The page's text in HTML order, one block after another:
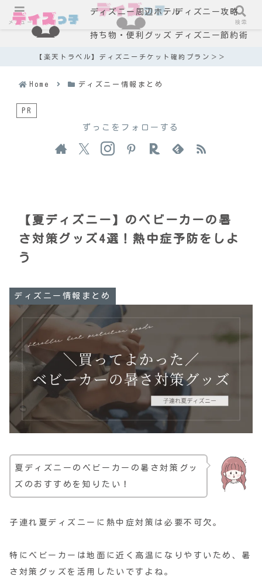
ディズニー周辺ホテルディズニー攻略
持ち物・便利グッズ ディズニー節約術
【楽天トラベル】ディズニーチケット確約プラン＞＞
Home ディズニー情報まとめ
PR
【夏ディズニー】のベビーカーの暑
さ対策グッズ4選！熱中症予防をしよ
う
ずっこをフォローする
ディズニー情報まとめ
夏ディズニーのベビーカーの暑さ対策グッ
ズのおすすめを知りたい！
子連れ夏ディズニーに熱中症対策は必要不可欠。
特にベビーカーは地面に近く高温になりやすいため、暑
さ対策グッズを活用したいですよね。
メニュー 検索